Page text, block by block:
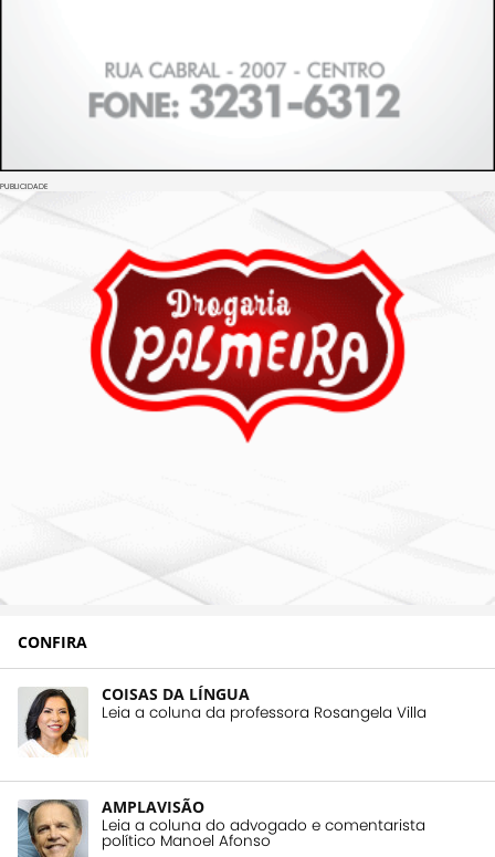
PUBLICIDADE
CONFIRA
COISAS DA LÍNGUA
Leia a coluna da professora Rosangela Villa
AMPLAVISÃO
Leia a coluna do advogado e comentarista
político Manoel Afonso